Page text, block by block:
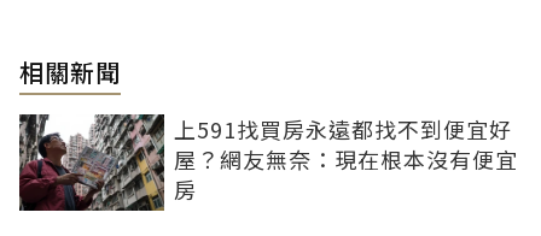
相關新聞
上591找買房永遠都找不到便宜好
屋？網友無奈：現在根本沒有便宜
房